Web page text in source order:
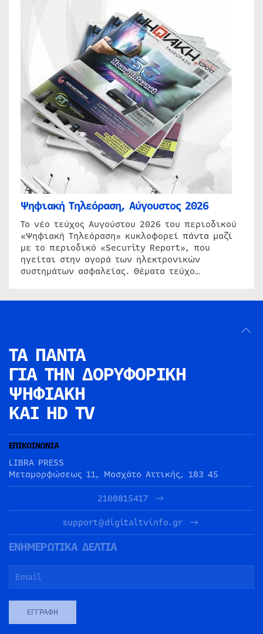
Ψηφιακή Τηλεόραση, Αύγουστος 2026
Το νέο τεύχος Αυγούστου 2026 του περιοδικού
«Ψηφιακή Τηλεόραση» κυκλοφορεί πάντα μαζί
με το περιοδικό «Security Report», που
ηγείται στην αγορά των ηλεκτρονικών
συστημάτων ασφαλείας. Θέματα τεύχο…
ΤΑ ΠΑΝΤΑ
ΓΙΑ ΤΗΝ ΔΟΡΥΦΟΡΙΚΗ
ΨΗΦΙΑΚΗ
ΚΑΙ HD TV
ΕΠΙΚΟΙΝΩΝΙΑ
LIBRA PRESS
Μεταμορφώσεως 11, Μοσχάτο Αττικής, 183 45
2108815417
support@digitaltvinfo.gr
ΕΝΗΜΕΡΩΤΙΚΑ ΔΕΛΤΙΑ
ΕΓΓΡΑΦΉ